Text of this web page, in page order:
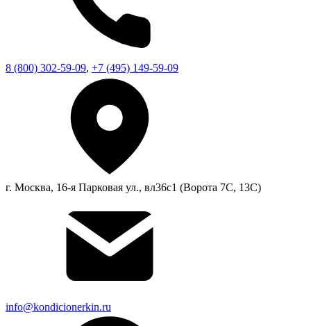
8 (800) 302-59-09, +7 (495) 149-59-09
г. Москва, 16-я Парковая ул., вл36с1 (Ворота 7С, 13С)
info@kondicionerkin.ru